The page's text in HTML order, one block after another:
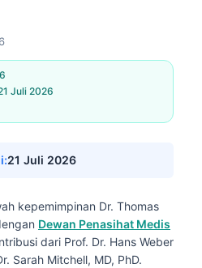
Juli 2026
21 Juli 2026
kepemimpinan Dr. Thomas
Dewan Penasihat Medis
dari Prof. Dr. Hans Weber
Sarah Mitchell, MD, PhD.